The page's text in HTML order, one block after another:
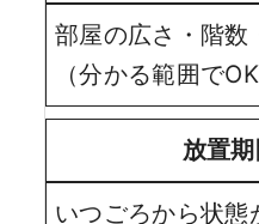
部屋の広さ・階数
（分かる範囲でOK
放置
いつごろから状態